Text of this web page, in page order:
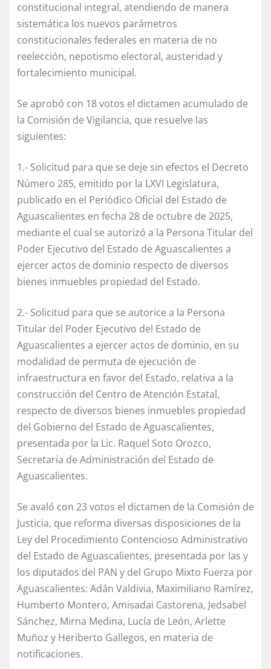
constitucional integral, atendiendo de manera
sistemática los nuevos parámetros
constitucionales federales en materia de no
reelección, nepotismo electoral, austeridad y
fortalecimiento municipal.
Se aprobó con 18 votos el dictamen acumulado de
la Comisión de Vigilancia, que resuelve las
siguientes:
1.- Solicitud para que se deje sin efectos el Decreto
Número 285, emitido por la LXVI Legislatura,
publicado en el Periódico Oficial del Estado de
Aguascalientes en fecha 28 de octubre de 2025,
mediante el cual se autorizó a la Persona Titular del
Poder Ejecutivo del Estado de Aguascalientes a
ejercer actos de dominio respecto de diversos
bienes inmuebles propiedad del Estado.
2.- Solicitud para que se autorice a la Persona
Titular del Poder Ejecutivo del Estado de
Aguascalientes a ejercer actos de dominio, en su
modalidad de permuta de ejecución de
infraestructura en favor del Estado, relativa a la
construcción del Centro de Atención Estatal,
respecto de diversos bienes inmuebles propiedad
del Gobierno del Estado de Aguascalientes,
presentada por la Lic. Raquel Soto Orozco,
Secretaria de Administración del Estado de
Aguascalientes.
Se avaló con 23 votos el dictamen de la Comisión de
Justicia, que reforma diversas disposiciones de la
Ley del Procedimiento Contencioso Administrativo
del Estado de Aguascalientes, presentada por las y
los diputados del PAN y del Grupo Mixto Fuerza por
Aguascalientes: Adán Valdivia, Maximiliano Ramírez,
Humberto Montero, Amisadai Castorena, Jedsabel
Sánchez, Mirna Medina, Lucía de León, Arlette
Muñoz y Heriberto Gallegos, en materia de
notificaciones.